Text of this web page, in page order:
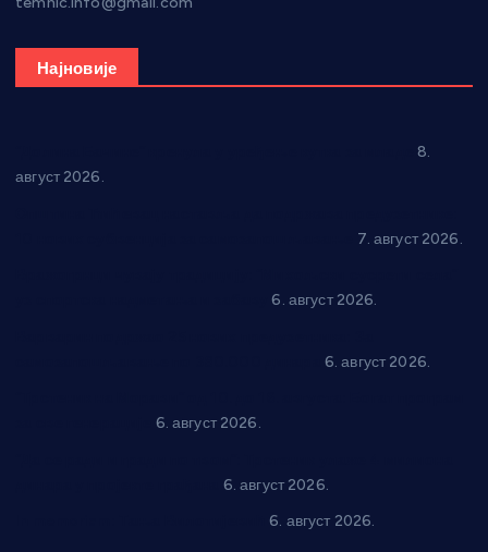
Најновије
8.
август 2026.
7. август 2026.
6. август 2026.
6. август 2026.
6. август 2026.
6. август 2026.
6. август 2026.